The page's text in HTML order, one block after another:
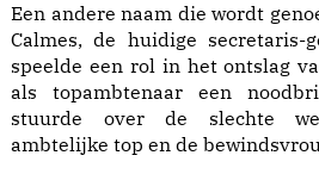
Een andere naam die wordt
Calmes, de huidige secretaris-
speelde een rol in het ontslag
als topambtenaar een
stuurde over de slechte
ambtelijke top en de